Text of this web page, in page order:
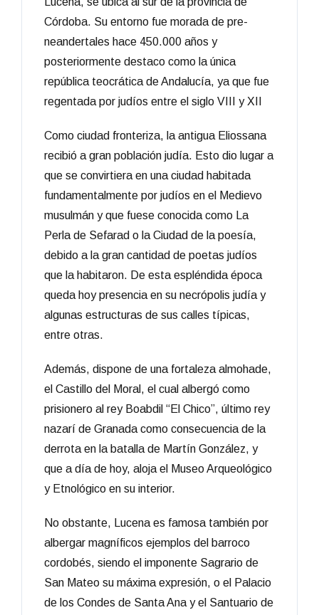
Córdoba. Su entorno fue morada de pre-
neandertales hace 450.000 años y
posteriormente destaco como la única
república teocrática de Andalucía, ya que fue
regentada por judíos entre el siglo VIII y XII
Como ciudad fronteriza, la antigua Eliossana
recibió a gran población judía. Esto dio lugar a
que se convirtiera en una ciudad habitada
fundamentalmente por judíos en el Medievo
musulmán y que fuese conocida como La
Perla de Sefarad o la Ciudad de la poesía,
debido a la gran cantidad de poetas judíos
que la habitaron. De esta espléndida época
queda hoy presencia en su necrópolis judía y
algunas estructuras de sus calles típicas,
entre otras.
Además, dispone de una fortaleza almohade,
el Castillo del Moral, el cual albergó como
prisionero al rey Boabdil “El Chico”, último rey
nazarí de Granada como consecuencia de la
derrota en la batalla de Martín González, y
que a día de hoy, aloja el Museo Arqueológico
y Etnológico en su interior.
No obstante, Lucena es famosa también por
albergar magníficos ejemplos del barroco
cordobés, siendo el imponente Sagrario de
San Mateo su máxima expresión, o el Palacio
de los Condes de Santa Ana y el Santuario de